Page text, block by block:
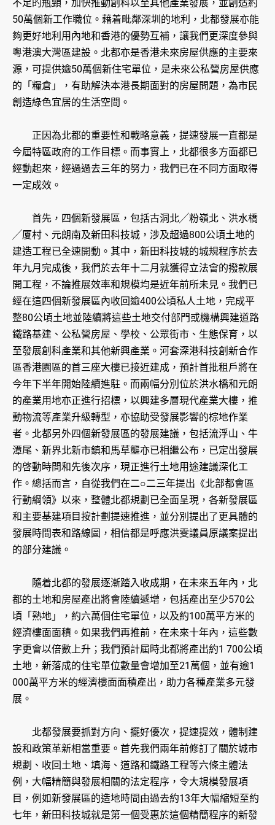
不足的瓶頸，加快推動創科以至其他產業發展，並創造約
50萬個新工作職位。藉着毗鄰深圳的地利，北都發展亦能
夠更好地利用內地和香港的優勢互補，讓我們更深度參與
粵港澳大灣區建設。北都亦是香港未來房屋供應的主要來
源，可提供逾50萬個新住宅單位，是未來公私營房屋供應
的「糧倉」，有助解決本港長期面對的房屋問題，為市民
創造綠色宜居的生活空間。
正因為北都的重要性和戰略意義，提速發展一直都是
今屆特區政府的工作目標。而事實上，北都很多方面都已
經動起來，經過過去三年的努力，我們已在不同方面取得
一定成效。
首先，四個新發展區，包括古洞北╱粉嶺北、洪水橋
╱厦村、元朗南及新田科技城，涉及超過800公頃土地的
建造工程已全速開動。其中，新田科技城的城規程序於去
年九月完成後，我們於去年十二月就獲得立法會的撥款展
開工程，不論推展效率和規模均是近年前所未見。我們已
經在這四個新發展區內收回逾400公頃私人土地，完成平
整80公頃土地並陸續將這些土地交付部門或機構興建道路
鐵路基建、公私營房屋、學校、公眾街市、生態保育，以
至發展創科產業和其他新興產業。河套深港科技創新合作
區香港園區的首三座大樓已接近建成，預計首批租戶將在
今年下半年開始陸續進駐。而兩幅分別位於洪水橋和元朗
的產業用地亦正進行招標，以興建多層現代產業大樓，推
動物流等產業升級轉型，亦協助受發展影響的棕地作業
者。北都另外四個新發展區的發展建議，包括流浮山、牛
潭尾、新界北新市鎮和馬草壟亦已相繼公布，已定出發展
的啓動時間和先後次序，現正進行土地用途建議深化工
作。總括而言，自從我們在二○二三年提出《北部都會區
行動綱領》以來，整體北都規劃已全面呈現，各新發展區
和主要基建項目按計劃提速推進，並分別提出了更具體的
發展時間表和路線圖，相信都是呼應洪雯議員原議案提出
的部分建議。
隨着北都的發展逐漸踏入收成期，在未來五年內，北
都的土地和房屋產出將會陸續遞增，包括產出至少570公
頃「熟地」，約六萬個住宅單位，以及約100萬平方米的
經濟樓面面積。如果我們再推前，在未來十年內，這些數
字更會以倍數上升；我們預計屆時北都將產出約1 700公頃
土地，新落成的住宅單位數量會增加至21萬個，並有逾1
000萬平方米的經濟樓面面積產出，助力各種產業多元發
展。
北都發展要抓對方向、擺好優次，提速提效，體制建
設和政策革新相當重要。首先我們兩年前修訂了關於城市
規劃、收回土地、填海、道路和鐵路工程等六條主體法
例，大幅精簡與發展相關的法定程序，令大規模發展項
目，例如新發展區的造地時間由過去約13年大幅縮短至約
七年，新田科技城就是第一個受惠於這個精簡程序的新發